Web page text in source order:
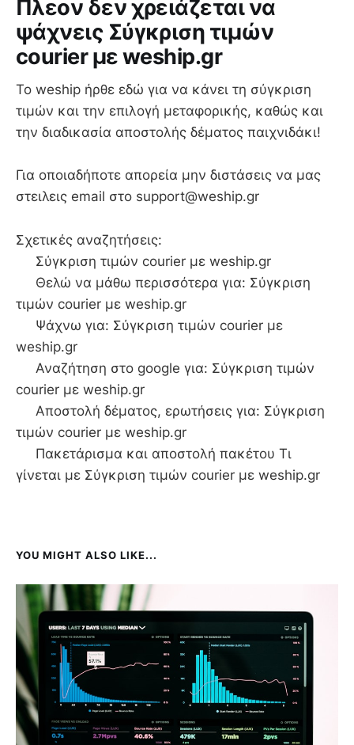
Πλεον δεν χρειάζεται να
ψάχνεις Σύγκριση τιμών
courier με weship.gr
To weship ήρθε εδώ για να κάνει τη σύγκριση
τιμών και την επιλογή μεταφορικής, καθώς και
την διαδικασία αποστολής δέματος παιχνιδάκι!
Για οποιαδήποτε απορεία μην διστάσεις να μας
στειλεις email στο support@weship.gr
Σχετικές αναζητήσεις:
Σύγκριση τιμών courier με weship.gr
Θελώ να μάθω περισσότερα για: Σύγκριση
τιμών courier με weship.gr
Ψάχνω για: Σύγκριση τιμών courier με
weship.gr
Αναζήτηση στο google για: Σύγκριση τιμών
courier με weship.gr
Αποστολή δέματος, ερωτήσεις για: Σύγκριση
τιμών courier με weship.gr
Πακετάρισμα και αποστολή πακέτου Τι
γίνεται με Σύγκριση τιμών courier με weship.gr
YOU MIGHT ALSO LIKE...